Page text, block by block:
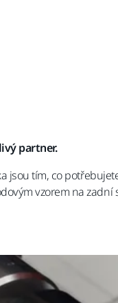
partner.
jsou tím, co
vzorem na